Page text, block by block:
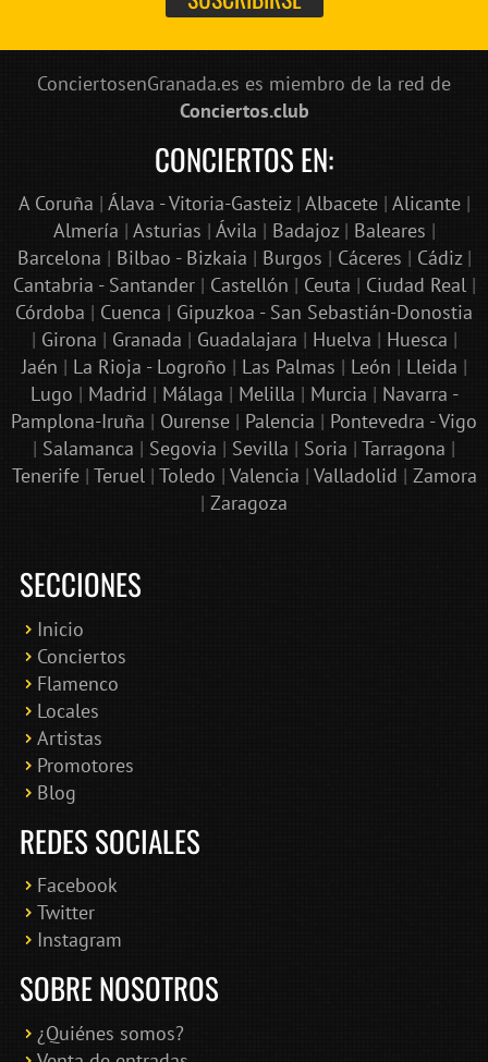
ConciertosenGranada.es es miembro de la red de
Conciertos.club
CONCIERTOS EN:
A Coruña | Álava - Vitoria-Gasteiz| Albacete| Alicante|
Almería | Asturias | Ávila | Badajoz| Baleares |
Barcelona | Bilbao - Bizkaia | Burgos | Cáceres | Cádiz|
Cantabria - Santander| Castellón | Ceuta | Ciudad Real|
Córdoba | Cuenca | Gipuzkoa - San Sebastián-Donostia
| Girona | Granada | Guadalajara | Huelva | Huesca |
Jaén | La Rioja - Logroño | Las Palmas | León | Lleida |
Lugo | Madrid | Málaga | Melilla | Murcia | Navarra -
Pamplona-Iruña | Ourense | Palencia | Pontevedra - Vigo
| Salamanca | Segovia | Sevilla | Soria | Tarragona |
Tenerife| Teruel| Toledo | Valencia | Valladolid | Zamora
| Zaragoza
SECCIONES
Inicio
Conciertos
Flamenco
Locales
Artistas
Promotores
Blog
REDES SOCIALES
Facebook
Twitter
Instagram
SOBRE NOSOTROS
¿Quiénes somos?